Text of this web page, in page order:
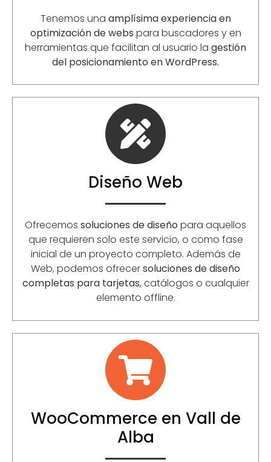
Tenemos una amplísima experiencia en
optimización de webs para buscadores y en
herramientas que facilitan al usuario la gestión
del posicionamiento en WordPress.
Diseño Web
Ofrecemos soluciones de diseño para aquellos
que requieren solo este servicio, o como fase
inicial de un proyecto completo. Además de
Web, podemos ofrecersoluciones de diseño
completas para tarjetas, catálogos o cualquier
elemento offline.
WooCommerce en Vall de
Alba